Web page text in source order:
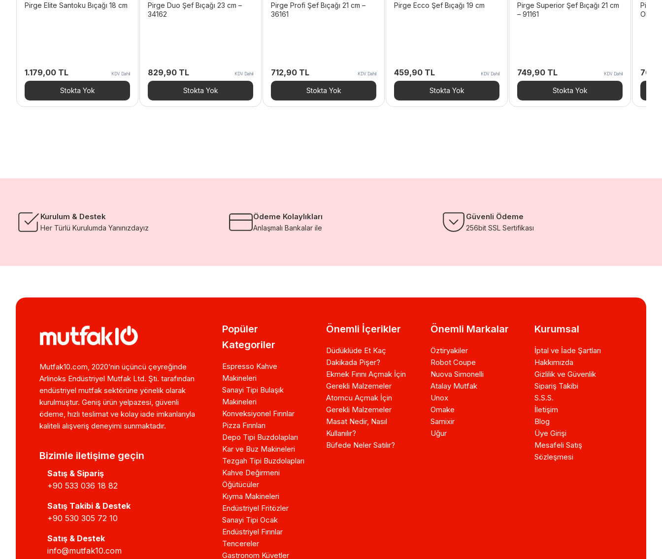
Pirge Elite Santoku Bıçağı 18 cm
1.179,00 TL KDV Dahil
Stokta Yok
Pirge Duo Şef Bıçağı 23 cm –
34162
829,90 TL KDV Dahil
Stokta Yok
Pirge Profi Şef Bıçağı 21 cm –
36161
712,90 TL KDV Dahil
Stokta Yok
Pirge Ecco Şef Bıçağı 19 cm
459,90 TL KDV Dahil
Stokta Yok
Pirge Superior Şef Bıçağı 21 cm
– 91161
749,90 TL KDV Dahil
Stokta Yok
Pirge
Oluklu
Kurulum & Destek
Her Türlü Kurulumda Yanınızdayız
Ödeme Kolaylıkları
Anlaşmalı Bankalar ile
Güvenli Ödeme
256bit SSL Sertifikası
Mutfak10.com, 2020’nin üçüncü çeyreğinde
Arlinoks Endüstriyel Mutfak Ltd. Şti. tarafından
endüstriyel mutfak sektörüne yönelik olarak
kurulmuştur. Geniş ürün yelpazesi, güvenli
ödeme, hızlı teslimat ve kolay iade imkanlarıyla
kaliteli alışveriş deneyimi sunmaktadır.
Bizimle iletişime geçin
Satış & Sipariş
+90 533 036 18 82
Satış Takibi & Destek
+90 530 305 72 10
Satış & Destek
info@mutfak10.com
Popüler
Kategoriler
Espresso Kahve
Makineleri
Sanayi Tipi Bulaşık
Makineleri
Konveksiyonel Fırınlar
Pizza Fırınları
Depo Tipi Buzdolapları
Kar ve Buz Makineleri
Tezgah Tipi Buzdolapları
Kahve Değirmeni
Öğütücüler
Kıyma Makineleri
Endüstriyel Fritözler
Sanayi Tipi Ocak
Endüstriyel Fırınlar
Tencereler
Gastronom Küvetler
Önemli İçerikler
Düdüklüde Et Kaç
Dakikada Pişer?
Ekmek Fırını Açmak İçin
Gerekli Malzemeler
Atomcu Açmak İçin
Gerekli Malzemeler
Masat Nedir, Nasıl
Kullanılır?
Büfede Neler Satılır?
Önemli Markalar
Öztiryakiler
Robot Coupe
Nuova Simonelli
Atalay Mutfak
Unox
Omake
Samixir
Uğur
Kurumsal
İptal ve İade Şartları
Hakkımızda
Gizlilik ve Güvenlik
Sipariş Takibi
S.S.S.
İletişim
Blog
Üye Girişi
Mesafeli Satış
Sözleşmesi